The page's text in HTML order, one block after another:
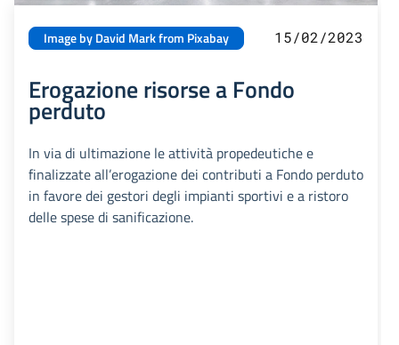
Image by David Mark from Pixabay 15/02/2023
Erogazione risorse a Fondo
perduto
In via di ultimazione le attività propedeutiche e
finalizzate all’erogazione dei contributi a Fondo perduto
in favore dei gestori degli impianti sportivi e a ristoro
delle spese di sanificazione.